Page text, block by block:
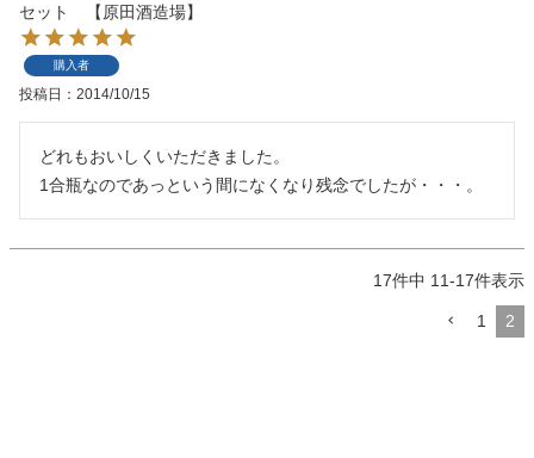
セット 【原田酒造場】
購入者
投稿日 2014/10/15
どれもおいしくいただきました。
1合瓶なのであっという間になくなり残念でしたが・・・。
17件中 11-17件表示
1 2